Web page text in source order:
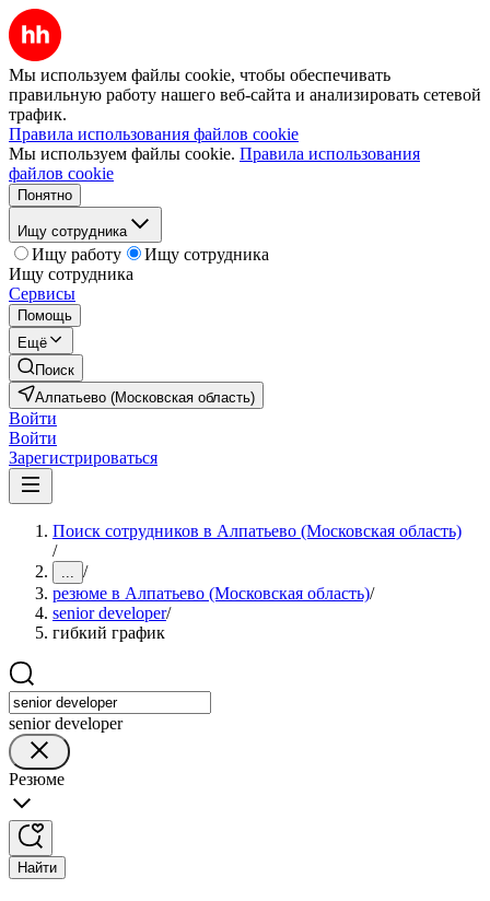
Мы используем файлы cookie, чтобы обеспечивать
правильную работу нашего веб-сайта и анализировать сетевой
трафик.
Правила использования файлов cookie
Мы используем файлы cookie. Правила использования
файлов cookie
Понятно
Ищу сотрудника
Ищу работу
Ищу сотрудника
Ищу сотрудника
Сервисы
Помощь
Ещё
Поиск
Алпатьево (Московская область)
Войти
Войти
Зарегистрироваться
Поиск сотрудников в Алпатьево (Московская область)
/
... /
резюме в Алпатьево (Московская область)/
senior developer/
гибкий график
senior developer
Резюме
Найти